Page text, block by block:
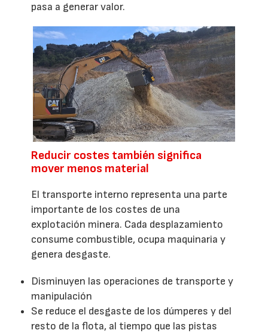
pasa a generar valor.
Reducir costes también significa
mover menos material
El transporte interno representa una parte
importante de los costes de una
explotación minera. Cada desplazamiento
consume combustible, ocupa maquinaria y
genera desgaste.
Disminuyen las operaciones de transporte y
manipulación
Se reduce el desgaste de los dúmperes y del
resto de la flota, al tiempo que las pistas